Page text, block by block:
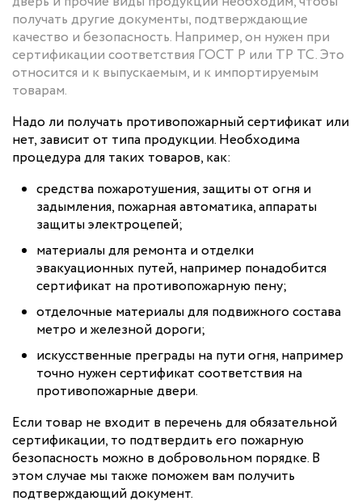
получать другие документы, подтверждающие
качество и безопасность. Например, он нужен при
сертификации соответствия ГОСТ Р или ТР ТС. Это
относится и к выпускаемым, и к импортируемым
товарам.
Надо ли получать противопожарный сертификат или
нет, зависит от типа продукции. Необходима
процедура для таких товаров, как:
средства пожаротушения, защиты от огня и
задымления, пожарная автоматика, аппараты
защиты электроцепей;
материалы для ремонта и отделки
эвакуационных путей, например понадобится
сертификат на противопожарную пену;
отделочные материалы для подвижного состава
метро и железной дороги;
искусственные преграды на пути огня, например
точно нужен сертификат соответствия на
противопожарные двери.
Если товар не входит в перечень для обязательной
сертификации, то подтвердить его пожарную
безопасность можно в добровольном порядке. В
этом случае мы также поможем вам получить
подтверждающий документ.